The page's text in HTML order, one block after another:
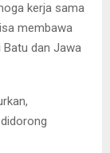
kerja sama
membawa
dan Jawa